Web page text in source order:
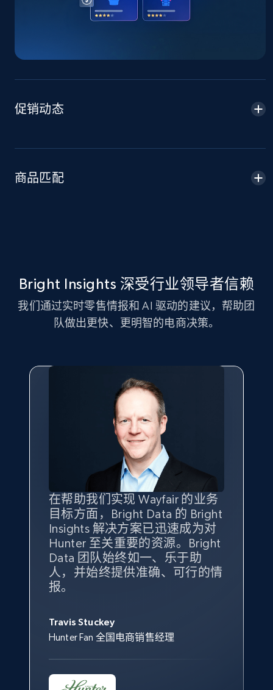
TikTok Shop - Collect TikTok shop products
URL, Title, Available, Description, Currency, Initial
Amazon sellers info
Seller id, URL, Seller name, Description, Detailed
info, Stars, Feedbacks, Return policy, and more.
URL, Product id, Title, Seller name, Seller rating,
Seller reviews, Breadcrumbs, Root category, and
358+
eBay - Gather data on products using
specified keywords
URL, Product id, Title, Seller name, Seller rating,
Seller reviews, Breadcrumbs, Root category, and
2.5K+ 358+
促销动态
商品匹配
Bright Insights 深受行业领导者信赖
我们通过实时零售情报和 AI 驱动的建议，帮助团
队做出更快、更明智的电商决策。
在帮助我们实现 Wayfair 的业务
目标方面，Bright Data 的 Bright
Insights 解决方案已迅速成为对
Hunter 至关重要的资源。Bright
Data 团队始终如一、乐于助
人，并始终提供准确、可行的情
报。
Travis Stuckey
Hunter Fan 全国电商销售经理
Bright Insights 的数据极大地支
持了我们公司的目标。每个产品
类别的市场份额帮助我们以主要
竞争对手为基准，而供应商的销
售情况则从战术上帮助我们的营
销团队扩大产品种类。
Overstock 的客户战略与洞察总监
我们之所以选择 Bright
Insights，是因为它能够跟踪销
售情况，并绘制对我们业务至关
重要的竞争产品类别图。
Yael Fridman
Keter 的市场总监
借助 Bright Data 的解决方案，
我们获得了对市场领域、产品、
竞争格局以及消费者行为趋势的
独特且全面的洞察。
Beverly Taylor
Kingston Brass, Inc. 商品规划总监